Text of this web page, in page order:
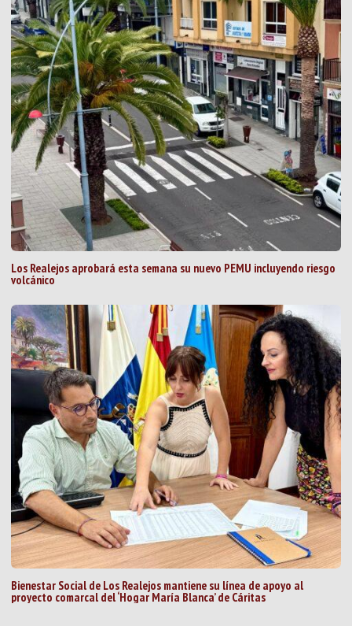
Los Realejos aprobará esta semana su nuevo PEMU incluyendo riesgo
volcánico
Bienestar Social de Los Realejos mantiene su línea de apoyo al
proyecto comarcal del ‘Hogar María Blanca’ de Cáritas